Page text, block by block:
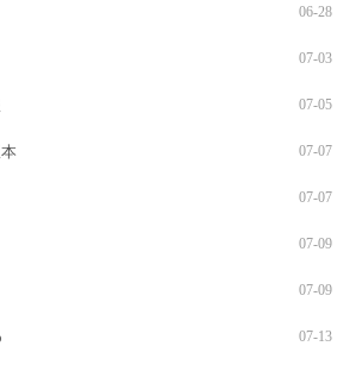
06-28
07-03
07-05
07-07
07-07
07-09
07-09
07-13